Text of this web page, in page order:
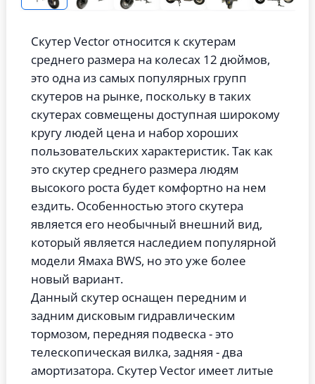
Скутер Vector относится к скутерам
среднего размера на колесах 12 дюймов,
это одна из самых популярных групп
скутеров на рынке, поскольку в таких
скутерах совмещены доступная широкому
кругу людей цена и набор хороших
пользовательских характеристик. Так как
это скутер среднего размера людям
высокого роста будет комфортно на нем
ездить. Особенностью этого скутера
является его необычный внешний вид,
который является наследием популярной
модели Ямаха BWS, но это уже более
новый вариант.
Данный скутер оснащен передним и
задним дисковым гидравлическим
тормозом, передняя подвеска - это
телескопическая вилка, задняя - два
амортизатора. Скутер Vector имеет литые